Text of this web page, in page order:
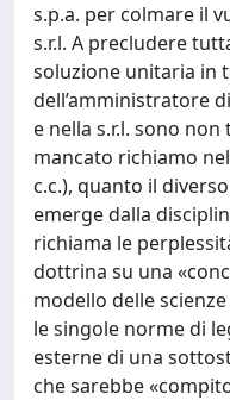
s.p.a. per colmare il
s.r.l. A precludere
soluzione unitaria in
dell’amministratore
e nella s.r.l. sono
mancato richiamo
c.c.), quanto il
emerge dalla
richiama le
dottrina su una
modello delle
le singole norme di
esterne di una
che sarebbe